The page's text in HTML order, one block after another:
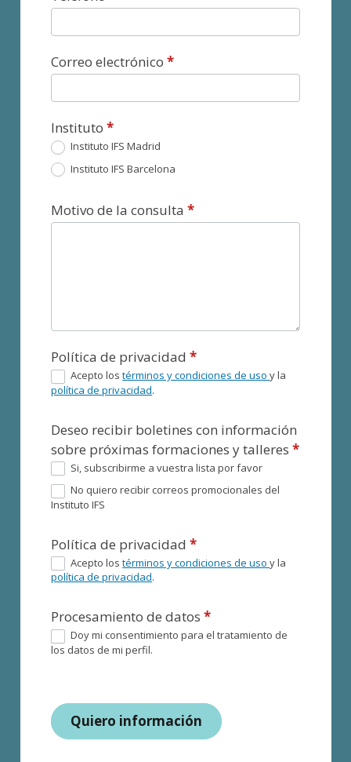
Correo electrónico*
Instituto*
Instituto IFS Madrid
Instituto IFS Barcelona
Motivo de la consulta*
Política de privacidad*
Acepto lostérminos y condiciones de usoy la
política de privacidad.
Deseo recibir boletines con información
sobre próximas formaciones y talleres*
Si, subscribirme a vuestra lista por favor
No quiero recibir correos promocionales del
Instituto IFS
Política de privacidad*
Acepto lostérminos y condiciones de usoy la
política de privacidad.
Procesamiento de datos*
Doy mi consentimiento para el tratamiento de
los datos de mi perfil.
Quiero información